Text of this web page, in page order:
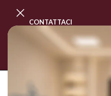
CONTATTACI